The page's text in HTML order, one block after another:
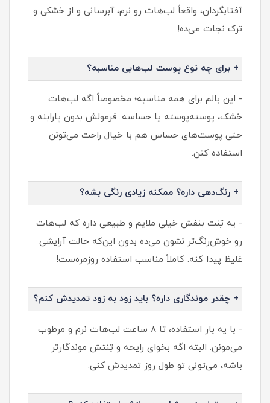
آفتابگردان، واقعاً لب‌هات رو نرم، آبرسانی و از خشکی و
ترک نجات می‌ده!
+ برای چه نوع پوست لب‌هایی مناسبه؟
- این بالم برای همه مناسبه؛ مخصوصاً اگه لب‌هات
خشک، پوسته‌پوسته یا حساسه. فرمولش بدون پارابنه و
حتی پوست‌های حساس هم با خیال راحت می‌تونن
استفاده کنن.
+ رنگ‌دهی داره؟ ممکنه زیادی رنگی بشه؟
- یه تِنت بنفش خیلی ملایم و طبیعی داره که لب‌هات
رو خوش‌رنگ‌تر نشون می‌ده بدون این‌که حالت آرایشی
غلیظ پیدا کنه. کاملاً مناسب استفاده روزمره‌ست!
+ چقدر موندگاری داره؟ باید زود به زود تمدیدش کنم؟
- با یه بار استفاده، تا ۸ ساعت لب‌هات نرم و مرطوب
می‌مونن. البته اگه بخوای رایحه و تِنتش موندگارتر
باشه، می‌تونی تو طول روز تمدیدش کنی.